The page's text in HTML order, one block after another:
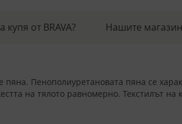
купя от BRAVA? Нашите
Пенополиуретановата пяна се
на тялото равномерно. Текстилът